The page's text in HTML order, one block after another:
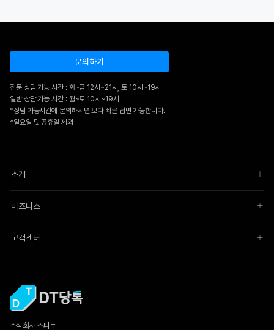
문의하기
전문 상담 가능 시간 : 화~금 12시~21시, 토 10시~19시
일반 상담 가능 시간 : 월~토 10시~19시
*상담 가능시간에 문의하시면 보다 빠른 답변 가능합니다.
*일요일 및 공휴일 제외
소개
비즈니스
고객센터
주식회사 스피토